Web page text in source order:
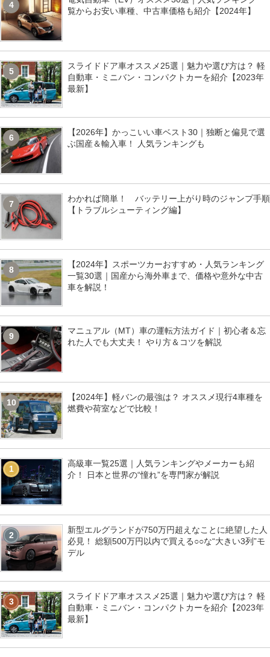
4
覧からお安い車種、中古車価格も紹介【2024年】
5
スライドドア車オススメ25選｜魅力や選び方は？ 軽
自動車・ミニバン・コンパクトカーを紹介【2023年
最新】
6
【2026年】かっこいい車ベスト30｜独断と偏見で選
ぶ国産＆輸入車！ 人気ランキングも
7
わかれば簡単！ バッテリー上がり時のジャンプ手順
【トラブルシューティング編】
8
【2024年】スポーツカーおすすめ・人気ランキング
一覧30選｜国産から海外車まで、価格や意外な中古
車を解説！
9
マニュアル（MT）車の運転方法ガイド｜初心者＆忘
れた人でも大丈夫！ やり方＆コツを解説
10
【2024年】軽バンの最強は？ オススメ現行4車種を
燃費や荷室などで比較！
1
高級車一覧25選｜人気ランキングやメーカーも紹
介！ 日本と世界の“憧れ”を専門家が解説
2
新型エルグランドが750万円超えなことに絶望した人
必見！ 総額500万円以内で買える○○な“大きい3列”モ
デル
3
スライドドア車オススメ25選｜魅力や選び方は？ 軽
自動車・ミニバン・コンパクトカーを紹介【2023年
最新】